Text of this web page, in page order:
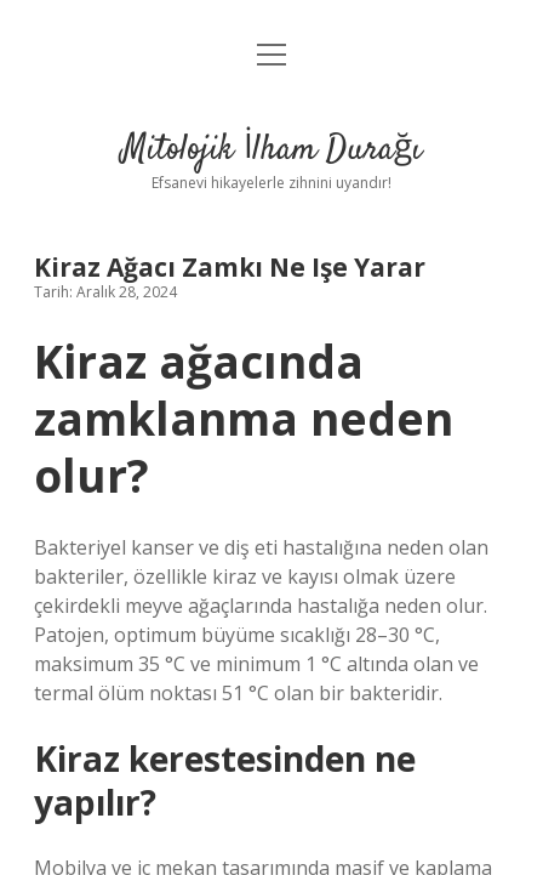
Anasayfa
Yasal Uyarı
menüyü
Mitolojik İlham Durağı
Efsanevi hikayelerle zihnini uyandır!
Kiraz Ağacı Zamkı Ne Işe Yarar
Tarih: Aralık 28, 2024
Kiraz ağacında
zamklanma neden
olur?
Bakteriyel kanser ve diş eti hastalığına neden olan
bakteriler, özellikle kiraz ve kayısı olmak üzere
çekirdekli meyve ağaçlarında hastalığa neden olur.
Patojen, optimum büyüme sıcaklığı 28–30 °C,
maksimum 35 °C ve minimum 1 °C altında olan ve
termal ölüm noktası 51 °C olan bir bakteridir.
Kiraz kerestesinden ne
yapılır?
Mobilya ve iç mekan tasarımında masif ve kaplama